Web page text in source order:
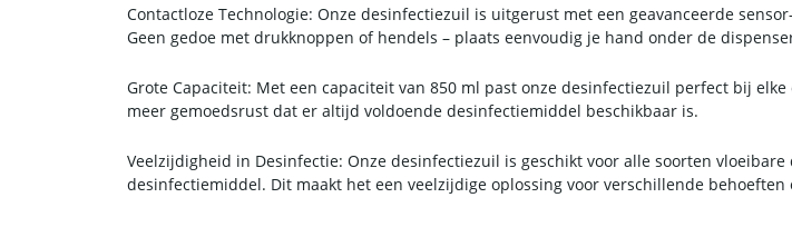
Contactloze Technologie: Onze desinfectiezuil is uitgerust met een geavanceerde
Geen gedoe met drukknoppen of hendels – plaats eenvoudig je hand onder de
Grote Capaciteit: Met een capaciteit van 850 ml past onze desinfectiezuil perfect bij
meer gemoedsrust dat er altijd voldoende desinfectiemiddel beschikbaar is.
Veelzijdigheid in Desinfectie: Onze desinfectiezuil is geschikt voor alle soorten
desinfectiemiddel. Dit maakt het een veelzijdige oplossing voor verschillende behoeften